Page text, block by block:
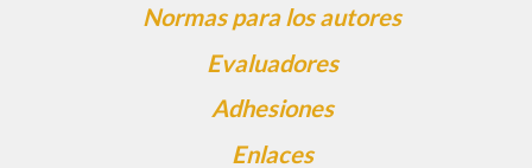
Normas para los autores
Evaluadores
Adhesiones
Enlaces